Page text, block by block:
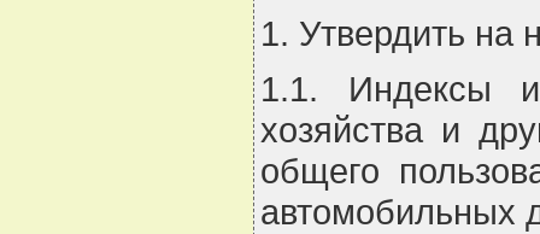
1. Утвердить на
1.1. Индексы
хозяйства и
общего
автомобильных